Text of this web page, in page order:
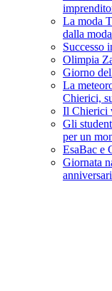
La moda
dalla moda
Successo
Olimpia
Giorno
La
Chierici,
Il Chierici
Gli
per un
EsaBac e
Giornata